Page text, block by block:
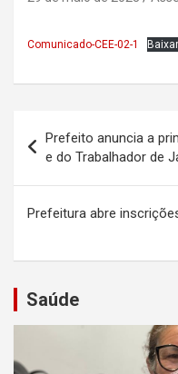
Comunicado-CEE-02-1 Baixar
de
Post
Prefeito anuncia a
e do Trabalhador de
Prefeitura abre
Saúde